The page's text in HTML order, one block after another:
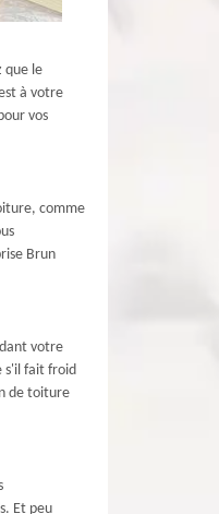
que le
à votre
vos
comme
Brun
votre
s'il fait froid
de toiture
Et peu